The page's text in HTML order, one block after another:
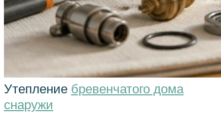
Утепление бревенчатого дома
снаружи